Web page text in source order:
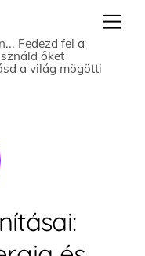
Fedezd fel a
őket
a világ mögötti